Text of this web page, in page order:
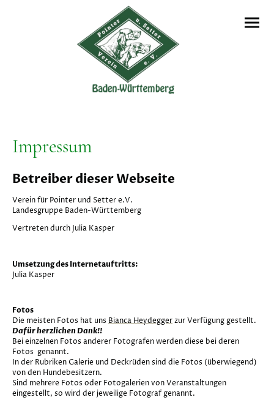
Impressum
Betreiber dieser Webseite
Verein für Pointer und Setter e.V.
Landesgruppe Baden-Württemberg
Vertreten durch Julia Kasper
Umsetzung des Internetauftritts:
Julia Kasper
Fotos
Die meisten Fotos hat uns Bianca Heydeggerzur Verfügung gestellt.
Dafür herzlichen Dank!!
Bei einzelnen Fotos anderer Fotografen werden diese bei deren
Fotos genannt.
In der Rubriken Galerie und Deckrüden sind die Fotos (überwiegend)
von den Hundebesitzern.
Sind mehrere Fotos oder Fotogalerien von Veranstaltungen
eingestellt, so wird der jeweilige Fotograf genannt.